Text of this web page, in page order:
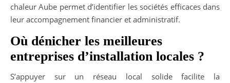
chaleur Aube permet d’identifier les sociétés efficaces dans
leur accompagnement financier et administratif.
Où dénicher les meilleures
entreprises d’installation locales ?
S’appuyer sur un réseau local solide facilite la